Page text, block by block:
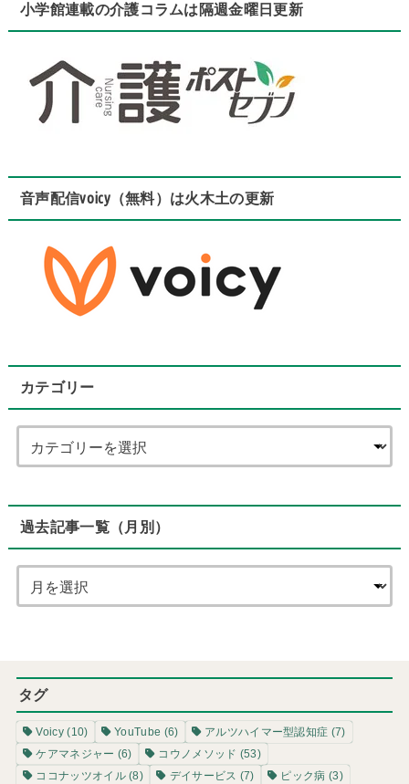
小学館連載の介護コラムは隔週金曜日更新
音声配信voicy（無料）は火木土の更新
カテゴリー
過去記事一覧（月別）
タグ
Voicy(10) YouTube (6) アルツハイマー型認知症 (7)
ケアマネジャー (6) コウノメソッド (53)
ココナッツオイル(8) デイサービス (7) ピック病 (3)